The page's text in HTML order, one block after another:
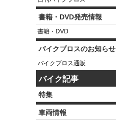
書籍・DVD発売情報
書籍・DVD
バイクブロスのお知らせ
バイクブロス通販
バイク記事
特集
車両情報